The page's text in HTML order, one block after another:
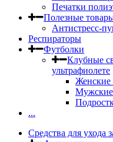
Печатки
Полезные
Антистресс-
Респираторы
Футболки
Клубные
ультрафиолете
Женские
Мужские
...
Средства для ухода